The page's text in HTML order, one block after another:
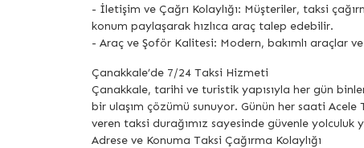
- İletişim ve Çağrı Kolaylığı: Müşteriler, taksi
konum paylaşarak hızlıca araç talep edebilir.
- Araç ve Şoför Kalitesi: Modern, bakımlı araçlar
Çanakkale’de 7/24 Taksi Hizmeti
Çanakkale, tarihi ve turistik yapısıyla her gün
bir ulaşım çözümü sunuyor. Günün her saati
veren taksi durağımız sayesinde güvenle yolculuk
Adrese ve Konuma Taksi Çağırma Kolaylığı